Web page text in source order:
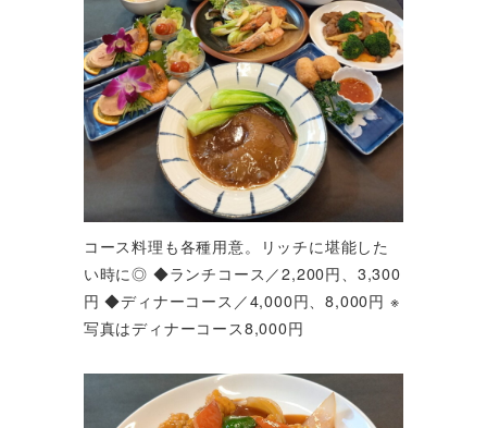
コース料理も各種用意。リッチに堪能した
い時に◎ ◆ランチコース／2,200円、3,300
円 ◆ディナーコース／4,000円、8,000円 ※
写真はディナーコース8,000円